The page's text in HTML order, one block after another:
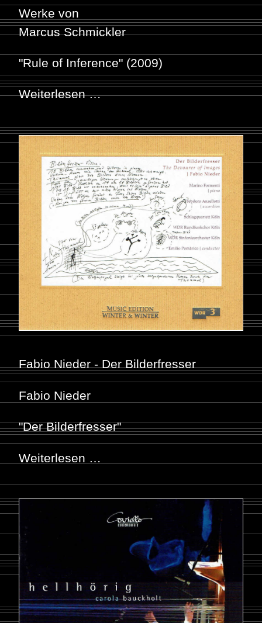
Werke von
Marcus Schmickler
"Rule of Inference" (2009)
Weiterlesen …
Fabio Nieder - Der Bilderfresser
Fabio Nieder
"Der Bilderfresser"
Weiterlesen …